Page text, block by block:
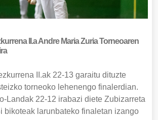
II.a Andre Maria Zuria Torneoaren
II.ak 22-13 garaitu dituzte
torneoko lehenengo finalerdian.
Landak 22-12 irabazi diete Zubizarreta
bikoteak larunbateko finaletan izango